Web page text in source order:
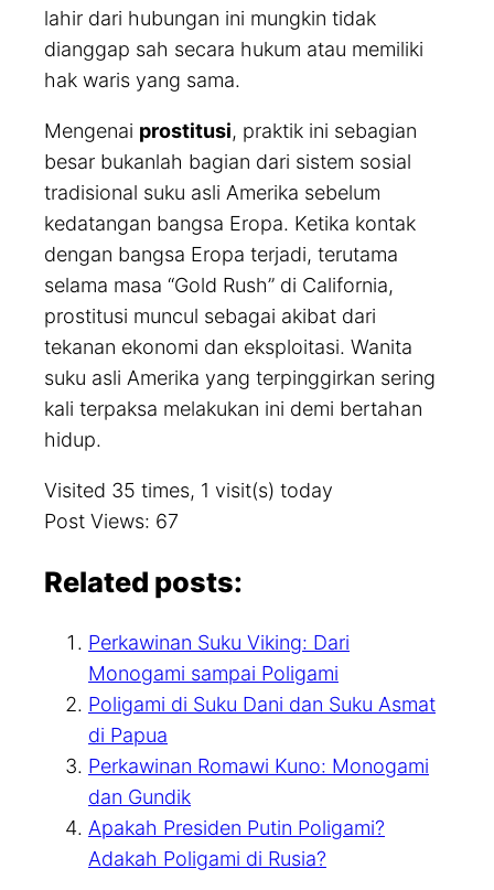
lahir dari hubungan ini mungkin tidak
dianggap sah secara hukum atau memiliki
hak waris yang sama.
Mengenai prostitusi, praktik ini sebagian
besar bukanlah bagian dari sistem sosial
tradisional suku asli Amerika sebelum
kedatangan bangsa Eropa. Ketika kontak
dengan bangsa Eropa terjadi, terutama
selama masa “Gold Rush” di California,
prostitusi muncul sebagai akibat dari
tekanan ekonomi dan eksploitasi. Wanita
suku asli Amerika yang terpinggirkan sering
kali terpaksa melakukan ini demi bertahan
hidup.
Visited 35 times, 1 visit(s) today
Post Views: 67
Related posts:
Perkawinan Suku Viking: Dari
Monogami sampai Poligami
Poligami di Suku Dani dan Suku Asmat
di Papua
Perkawinan Romawi Kuno: Monogami
dan Gundik
Apakah Presiden Putin Poligami?
Adakah Poligami di Rusia?